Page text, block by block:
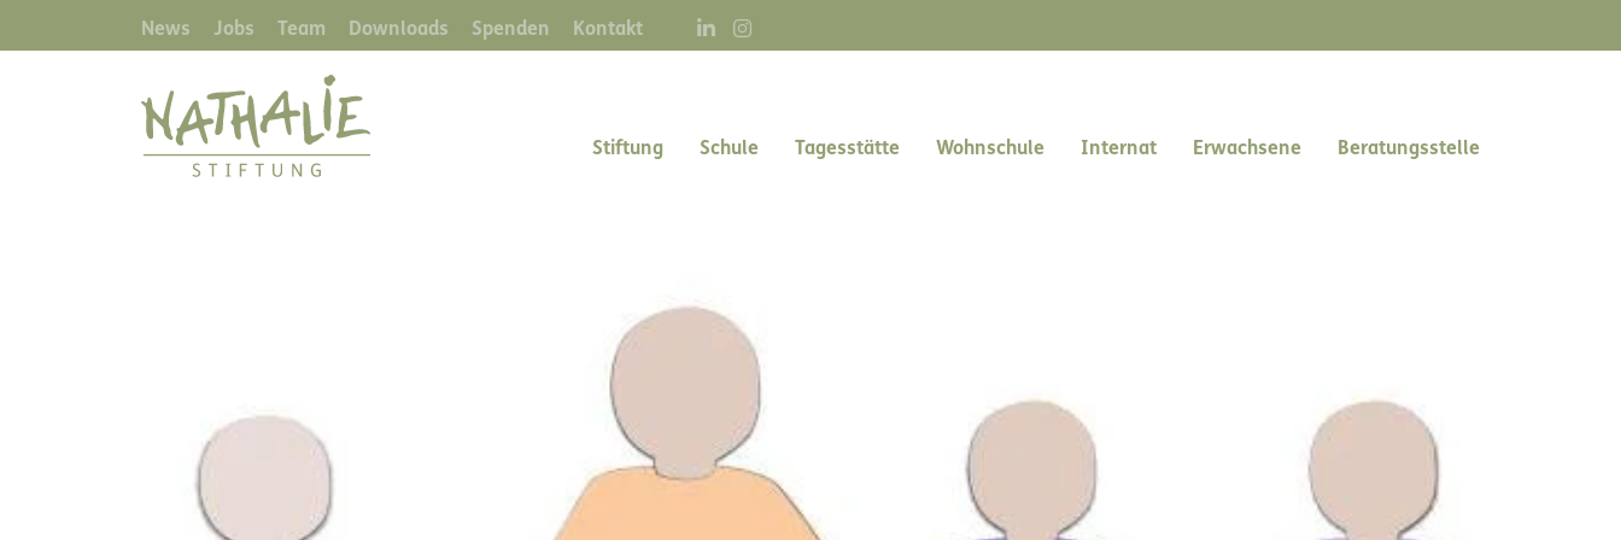
zum
News Jobs Team Downloads Spenden Kontakt
Main navigation right
Stiftung Schule Tagesstätte Wohnschule Internat Erwachsene Beratungsstelle